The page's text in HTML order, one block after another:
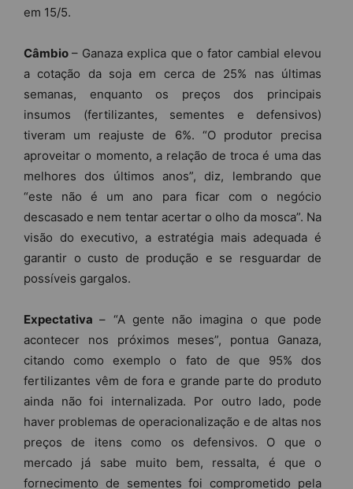
em 15/5.
Câmbio– Ganaza explica que o fator cambial elevou
a cotação da soja em cerca de 25% nas últimas
semanas, enquanto os preços dos principais
insumos (fertilizantes, sementes e defensivos)
tiveram um reajuste de 6%. “O produtor precisa
aproveitar o momento, a relação de troca é uma das
melhores dos últimos anos”, diz, lembrando que
“este não é um ano para ficar com o negócio
descasado e nem tentar acertar o olho da mosca”. Na
visão do executivo, a estratégia mais adequada é
garantir o custo de produção e se resguardar de
possíveis gargalos.
Expectativa– “A gente não imagina o que pode
acontecer nos próximos meses”, pontua Ganaza,
citando como exemplo o fato de que 95% dos
fertilizantes vêm de fora e grande parte do produto
ainda não foi internalizada. Por outro lado, pode
haver problemas de operacionalização e de altas nos
preços de itens como os defensivos. O que o
mercado já sabe muito bem, ressalta, é que o
fornecimento de sementes foi comprometido pela